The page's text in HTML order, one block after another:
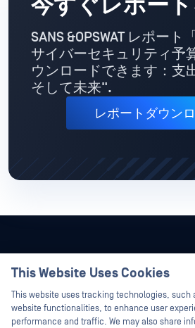
今すぐレポー
SANS &OPSWAT レポート
サイバーセキュリティ予
ウンロードできます： 支
そして未来".
レポートダウン
This Website Uses Cookies
This website uses tracking technologies,
website functionalities, to enhance user
performance and traffic. We may also share
Hey there!
I'm Ozzy, your
How can I help you